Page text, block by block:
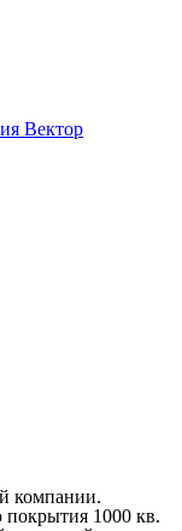
компании.
1000 кв.